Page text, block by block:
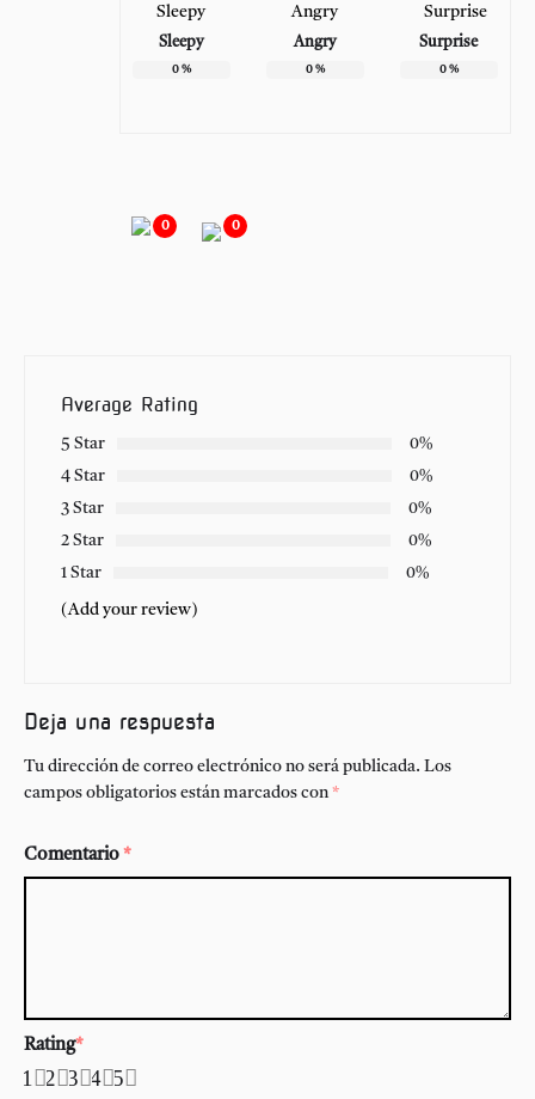
Sleepy
0%
Angry
0%
Surprise
0%
0 0
Average Rating
5 Star
0%
4 Star
0%
3 Star
0%
2 Star
0%
1 Star
0%
(Add your review)
Deja una respuesta
Tu dirección de correo electrónico no será publicada. Los
campos obligatorios están marcados con *
Comentario *
Rating*
5
4
3
2
1